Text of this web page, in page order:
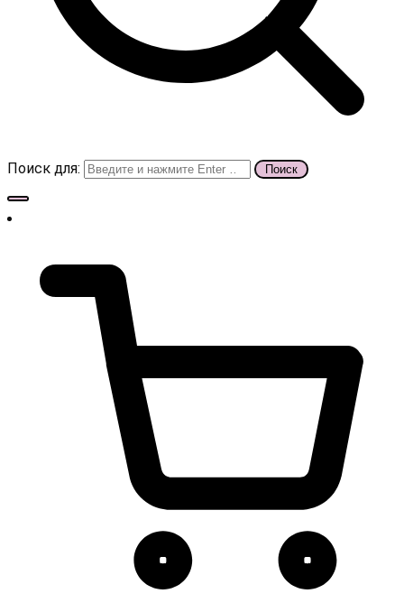
Поиск для: